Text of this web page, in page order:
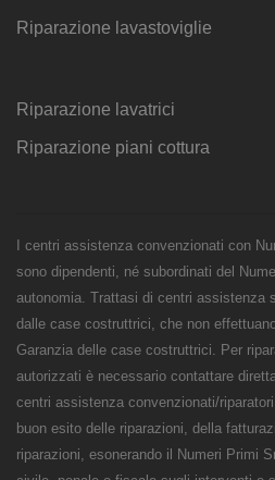
Riparazione lavastoviglie
Riparazione lavatrici
Riparazione piani cottura
I centri assistenza convenzionati con
sono dipendenti, né subordinati del
autonomia. Trattasi di centri assistenza
dalle case costruttrici, che non
Garanzia delle case costruttrici. Per
autorizzati è necessario contattare
centri assistenza convenzionati/
buon esito delle riparazioni, della
riparazioni, esonerando il Numeri Primi